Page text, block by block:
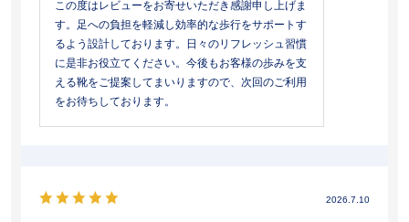
この度はレビューをお寄せいただき感謝申し上げま
す。足への負担を軽減し効率的な歩行をサポートす
るよう設計しております。日々のリフレッシュ習慣
に是非お役立てください。今後もお客様の歩みを支
える靴をご提案してまいりますので、次回のご利用
をお待ちしております。
2026.7.10